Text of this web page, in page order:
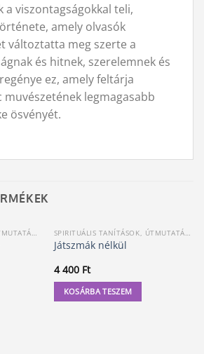
a viszontagságokkal teli,
amely olvasók
változtatta meg szerte a
és hitnek, szerelemnek és
ez, amely feltárja
legmagasabb
ösvényét.
SPIRITUÁLIS TANÍTÁSOK, ÚTMUTATÁSOK SPIRITUÁLIS TANÍTÁSOK, ÚTMUTATÁSOK
Játszmák nélkül
4 400 Ft
KOSÁRBA TESZEM